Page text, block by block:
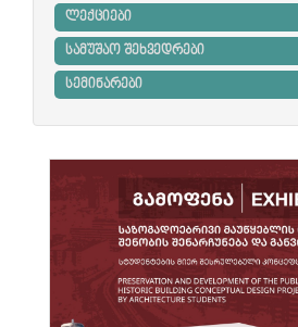
ლექციები
სამუშაო შეხვედრები
სემინარები